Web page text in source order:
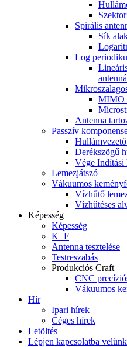
Spirális
Sík
Log
MIMO
Antenna
Passzív
Derékszögű
Vége Indítási
Lemezjátszó
Vákuumos
Vízhűtő
Vízhűtéses
Képesség
Képesség
K+F
Antenna tesztelése
Testreszabás
Produkciós Craft
CNC
Vákuumos
Hír
Ipari hírek
Céges hírek
Letöltés
Lépjen kapcsolatba velünk